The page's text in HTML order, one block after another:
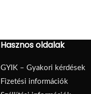
Hasznos oldalak
GYIK – Gyakori kérdések
Fizetési információk